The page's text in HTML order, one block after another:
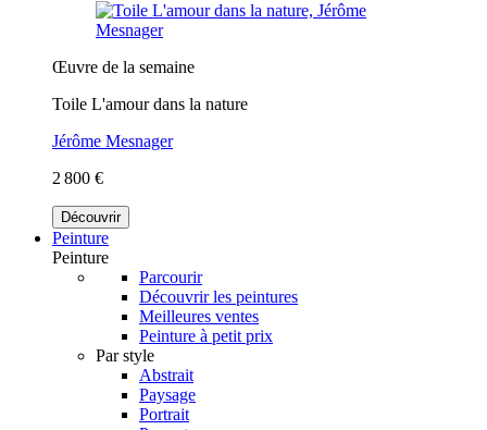
Œuvre de la semaine
Toile L'amour dans la nature
Jérôme Mesnager
2 800 €
Découvrir
Peinture
Peinture
Parcourir
Découvrir les peintures
Meilleures ventes
Peinture à petit prix
Par style
Abstrait
Paysage
Portrait